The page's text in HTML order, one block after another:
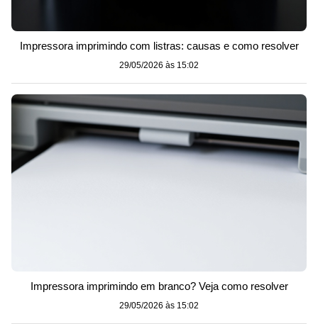
Impressora imprimindo com listras: causas e como resolver
29/05/2026 às 15:02
Impressora imprimindo em branco? Veja como resolver
29/05/2026 às 15:02